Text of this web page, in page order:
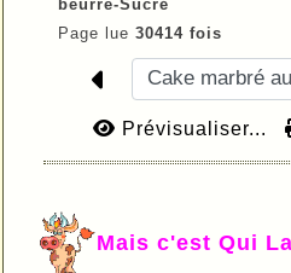
beurre-Sucré
Page lue 30414 fois
Prévisualiser...
Mais c'est Qui